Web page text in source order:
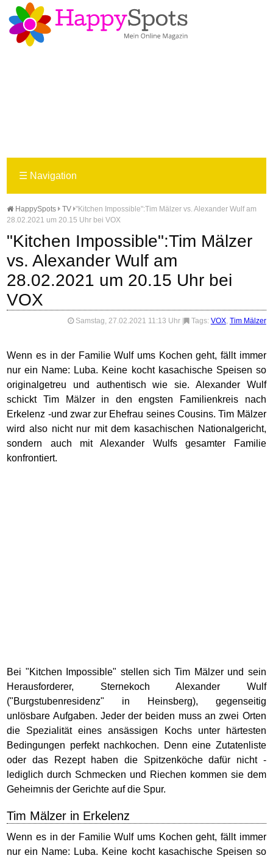
☰ Navigation
HappySpots TV "Kitchen Impossible":Tim Mälzer vs. Alexander Wulf am
28.02.2021 um 20.15 Uhr bei VOX
"Kitchen Impossible":Tim Mälzer
vs. Alexander Wulf am
28.02.2021 um 20.15 Uhr bei
VOX
Samstag, 27.02.2021 11:13 Uhr Tags: VOX, Tim Mälzer
Wenn es in der Familie Wulf ums Kochen geht, fällt immer
nur ein Name: Luba. Keine kocht kasachische Speisen so
originalgetreu und authentisch wie sie. Alexander Wulf
schickt Tim Mälzer in den engsten Familienkreis nach
Erkelenz -und zwar zur Ehefrau seines Cousins. Tim Mälzer
wird also nicht nur mit dem kasachischen Nationalgericht,
sondern auch mit Alexander Wulfs gesamter Familie
konfrontiert.
Bei "Kitchen Impossible" stellen sich Tim Mälzer und sein
Herausforderer, Sternekoch Alexander Wulf
("Burgstubenresidenz" in Heinsberg), gegenseitig
unlösbare Aufgaben. Jeder der beiden muss an zwei Orten
die Spezialität eines ansässigen Kochs unter härtesten
Bedingungen perfekt nachkochen. Denn eine Zutatenliste
oder das Rezept haben die Spitzenköche dafür nicht -
lediglich durch Schmecken und Riechen kommen sie dem
Geheimnis der Gerichte auf die Spur.
Tim Mälzer in Erkelenz
Wenn es in der Familie Wulf ums Kochen geht, fällt immer
nur ein Name: Luba. Keine kocht kasachische Speisen so